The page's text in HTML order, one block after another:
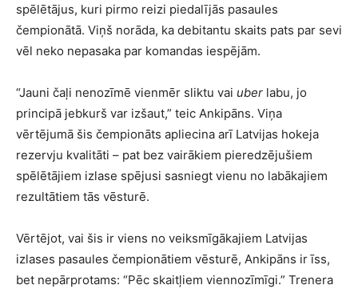
spēlētājus, kuri pirmo reizi piedalījās pasaules
čempionātā. Viņš norāda, ka debitantu skaits pats par sevi
vēl neko nepasaka par komandas iespējām.
“Jauni čaļi nenozīmē vienmēr sliktu vai uber labu, jo
principā jebkurš var izšaut,” teic Ankipāns. Viņa
vērtējumā šis čempionāts apliecina arī Latvijas hokeja
rezervju kvalitāti – pat bez vairākiem pieredzējušiem
spēlētājiem izlase spējusi sasniegt vienu no labākajiem
rezultātiem tās vēsturē.
Vērtējot, vai šis ir viens no veiksmīgākajiem Latvijas
izlases pasaules čempionātiem vēsturē, Ankipāns ir īss,
bet nepārprotams: “Pēc skaitļiem viennozīmīgi.” Trenera